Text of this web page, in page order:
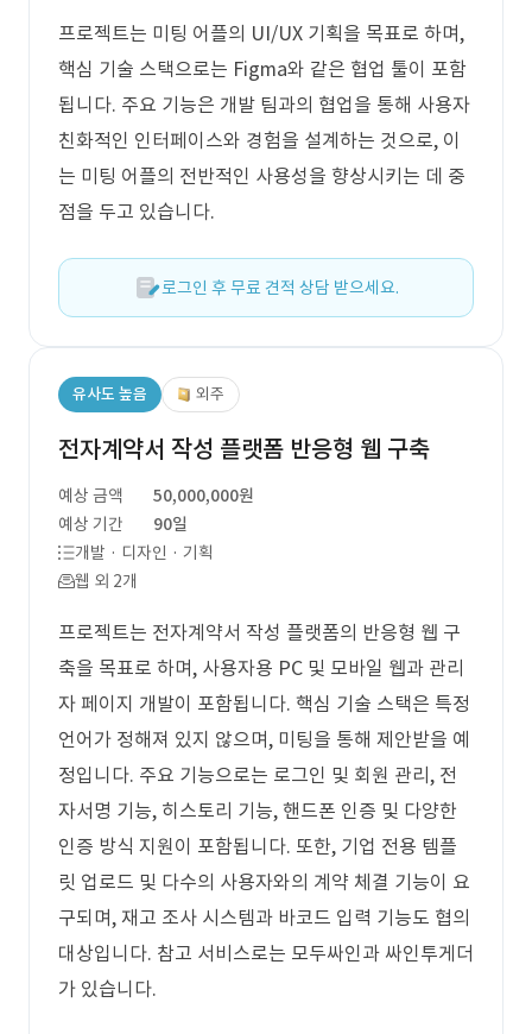
프로젝트는 미팅 어플의 UI/UX 기획을 목표로 하며,
핵심 기술 스택으로는 Figma와 같은 협업 툴이 포함
됩니다. 주요 기능은 개발 팀과의 협업을 통해 사용자
친화적인 인터페이스와 경험을 설계하는 것으로, 이
는 미팅 어플의 전반적인 사용성을 향상시키는 데 중
점을 두고 있습니다.
로그인 후 무료 견적 상담 받으세요.
유사도 높음 외주
전자계약서 작성 플랫폼 반응형 웹 구축
예상 금액
50,000,000원
예상 기간
90일
개발 · 디자인 · 기획
웹 외 2개
프로젝트는 전자계약서 작성 플랫폼의 반응형 웹 구
축을 목표로 하며, 사용자용 PC 및 모바일 웹과 관리
자 페이지 개발이 포함됩니다. 핵심 기술 스택은 특정
언어가 정해져 있지 않으며, 미팅을 통해 제안받을 예
정입니다. 주요 기능으로는 로그인 및 회원 관리, 전
자서명 기능, 히스토리 기능, 핸드폰 인증 및 다양한
인증 방식 지원이 포함됩니다. 또한, 기업 전용 템플
릿 업로드 및 다수의 사용자와의 계약 체결 기능이 요
구되며, 재고 조사 시스템과 바코드 입력 기능도 협의
대상입니다. 참고 서비스로는 모두싸인과 싸인투게더
가 있습니다.